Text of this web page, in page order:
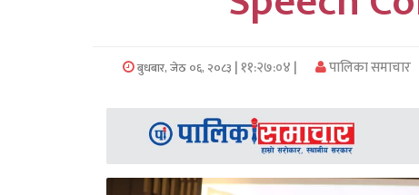
बुधबार, जेठ ०६, २०८३ | ११:२७:०४ | पालिका समाचार